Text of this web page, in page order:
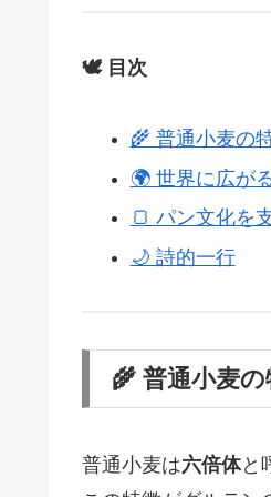
🕊️ 目次
🌾 普通小麦の
🌍 世界に広が
🍞 パン文化を
🌙 詩的一行
🌾 普通小麦
普通小麦は六倍体と